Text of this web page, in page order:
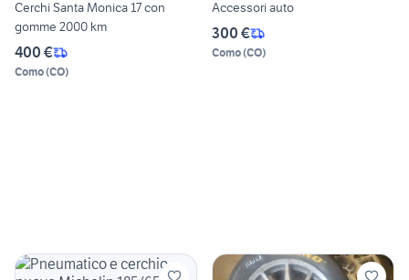
Cerchi Santa Monica 17 con
gomme 2000 km
400 €
Como(CO)
Accessori auto
300 €
Como(CO)